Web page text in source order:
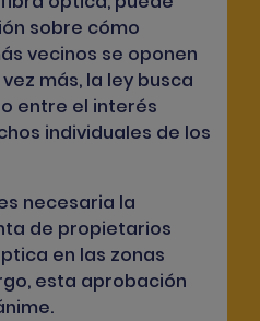
sobre cómo
vecinos se oponen
más, la ley busca
entre el interés
individuales de los
necesaria la
de propietarios
en las zonas
esta aprobación